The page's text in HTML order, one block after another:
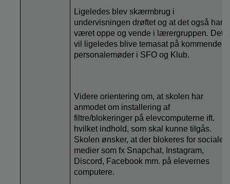
Ligeledes blev skærmbrug i
undervisningen drøftet og at det også har
været oppe og vende i lærergruppen. Det
vil ligeledes blive temasat på kommende
personalemøder i SFO og Klub.
Videre orientering om, at skolen har
anmodet om installering af
filtre/blokeringer på elevcomputerne ift.
hvilket indhold, som skal kunne tilgås.
Skolen ønsker, at der blokeres for sociale
medier som fx Snapchat, Instagram,
Discord, Facebook mm. på elevernes
computere.